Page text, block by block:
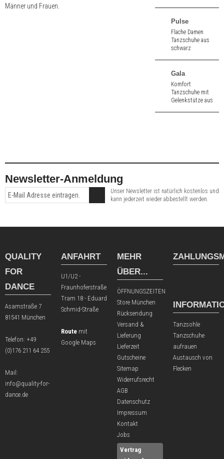
Männer und Frauen.
1,5 cm hoher
Absatz.
Pulse
Flache Damen
Tanzschuhe aus
schwarz
Gala
Komfort
Tanzschuhe mit
Gelenkstütze aus
Newsletter-Anmeldung
Unser Newsletter ist natürlich kostenlos und
kann jederzeit wieder abbestellt werden.
QUALITY
FOR
DANCE
Asamstraße 7
81541 München
Telefon: +49
(0)176 211 64 255
Mail:
info@quality-for-
dance.de
ANFAHRT
U1/U2 -
Fraunhoferstraße
Tram 18 - Eduard
Schmid-Straße
Route mit
Google Maps
MEHR
ÜBER...
ÖFFNUNGSZEITEN
Store München
Rücksendung
Versand &
Lieferung
Lieferzeit
Gutscheine
Sitemap
Widerrufsrecht
AGB
Datenschutz
Impressum
Kontakt
Jobs
Vertrag
Tanzsohle
Tanzschuhe
aufrauen
Austausch von
Flecken